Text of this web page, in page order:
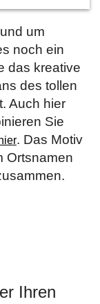
um
noch ein
das kreative
des tollen
Auch hier
Sie
hier. Das Motiv
Ortsnamen
Ihren